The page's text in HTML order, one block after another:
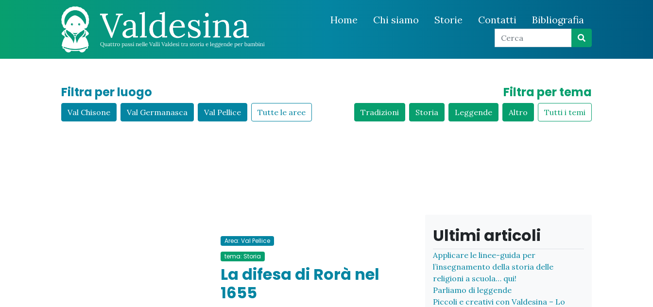
Home Chi siamo Storie Contatti Bibliografia
Filtra per luogo
Val Chisone Val Germanasca Val Pellice Tutte le aree
Filtra per tema
Tradizioni Storia Leggende Altro Tutti i temi
Area: Val Pellice
tema: Storia
La difesa di Rorà nel
1655
Ultimi articoli
Applicare le linee-guida per
l’insegnamento della storia delle
religioni a scuola… qui!
Parliamo di leggende
Piccoli e creativi con Valdesina – Lo